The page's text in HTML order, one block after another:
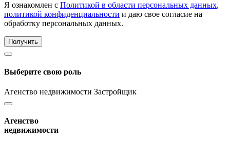
Я ознакомлен с Политикой в области персональных данных,
политикой конфиденциальности и даю свое согласие на
обработку персональных данных.
Получить
Выберите свою роль
Агенство недвижимости Застройщик
Агенство
недвижимости